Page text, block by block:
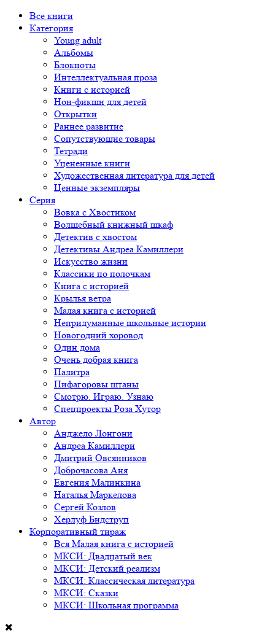
Все книги
Категория
Young adult
Альбомы
Блокноты
Интеллектуальная проза
Книги с историей
Нон-фикшн для детей
Открытки
Раннее развитие
Сопутствующие товары
Тетради
Уцененные книги
Художественная литература для детей
Ценные экземпляры
Серия
Вовка с Хвостиком
Волшебный книжный шкаф
Детектив с хвостом
Детективы Андреа Камиллери
Искусство жизни
Классики по полочкам
Книга с историей
Крылья ветра
Малая книга с историей
Непридуманные школьные истории
Новогодний хоровод
Один дома
Очень добрая книга
Палитра
Пифагоровы штаны
Смотрю. Играю. Узнаю
Спецпроекты Роза Хутор
Автор
Анджело Лонгони
Андреа Камиллери
Дмитрий Овсянников
Доброчасова Аня
Евгения Малинкина
Наталья Маркелова
Сергей Козлов
Херлуф Бидструп
Корпоративный тираж
Вся Малая книга с историей
МКСИ: Двадцатый век
МКСИ: Детский реализм
МКСИ: Классическая литература
МКСИ: Сказки
МКСИ: Школьная программа